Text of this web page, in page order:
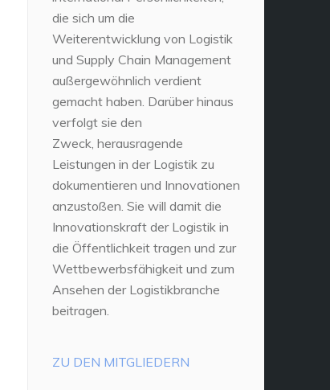
die sich um die
Weiterentwicklung von Logistik
und Supply Chain Management
außergewöhnlich verdient
gemacht haben. Darüber hinaus
verfolgt sie den
Zweck, herausragende
Leistungen in der Logistik zu
dokumentieren und Innovationen
anzustoßen. Sie will damit die
Innovationskraft der Logistik in
die Öffentlichkeit tragen und zur
Wettbewerbsfähigkeit und zum
Ansehen der Logistikbranche
beitragen.
ZU DEN MITGLIEDERN